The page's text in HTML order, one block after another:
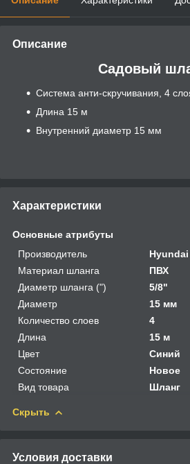
Описание
Садовый
Cистема анти-скручивания, 4
Длина 15 м
Внутренний диаметр 15 мм
Характеристики
Основные атрибуты
Производитель
Материал шланга
ПВХ
Диаметр шланга (")
5/8"
Диаметр
15 мм
Количество слоев
4
Длина
15 м
Цвет
Синий
Состояние
Новое
Вид товара
Шланг
Скрыть
Условия доставки